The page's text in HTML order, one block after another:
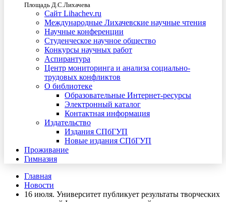
Площадь Д.С.Лихачева
Сайт Lihachev.ru
Международные Лихачевские научные чтения
Научные конференции
Студенческое научное общество
Конкурсы научных работ
Аспирантура
Центр мониторинга и анализа социально-
трудовых конфликтов
О библиотеке
Образовательные Интернет-ресурсы
Электронный каталог
Контактная информация
Издательство
Издания СПбГУП
Новые издания СПбГУП
Проживание
Гимназия
Главная
Новости
16 июля. Университет публикует результаты творческих